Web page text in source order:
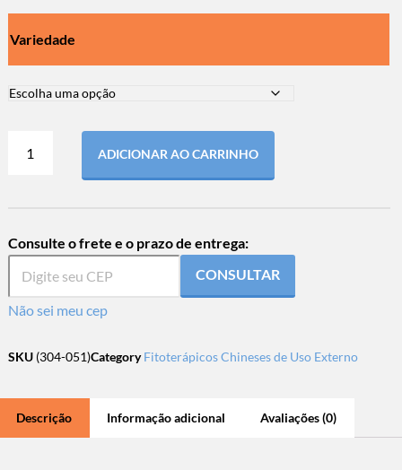
Variedade
ADICIONAR AO CARRINHO
Consulte o frete e o prazo de entrega:
CONSULTAR
Não sei meu cep
SKU (304-051)Category Fitoterápicos Chineses de Uso Externo
Descrição Informação adicional Avaliações (0)